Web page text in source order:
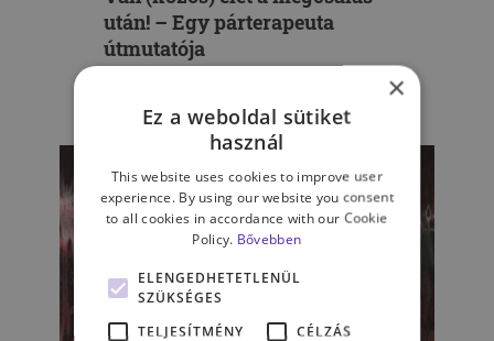
után! – Egy párterapeuta
útmutatója
×
Ez a weboldal sütiket
használ
This website uses cookies to improve user
experience. By using our website you consent
to all cookies in accordance with our Cookie
Policy. Bővebben
ELENGEDHETETLENÜL
SZÜKSÉGES
TELJESÍTMÉNY
CÉLZÁS